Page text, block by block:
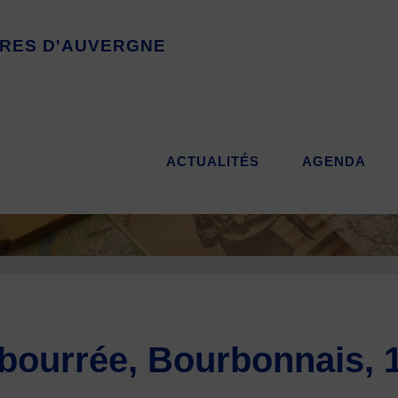
RES D'AUVERGNE
ACTUALITÉS AGENDA
Bourbonnais,